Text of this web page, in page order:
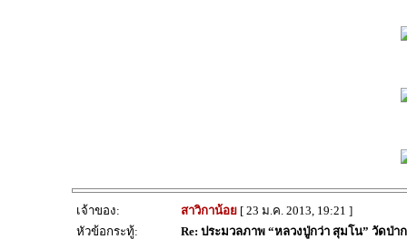
เจ้าของ: สาวิกาน้อย[ 23 ม.ค. 2013, 19:21 ]
หัวข้อกระทู้:
Re: ประมวลภาพ “หลวงปู่กว่า สุมโน” วัดป่